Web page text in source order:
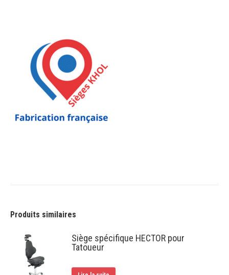
Produits similaires
Siège spécifique HECTOR pour
Tatoueur